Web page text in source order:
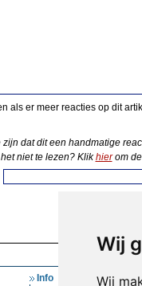
Wij
Wij
als er meer reacties op dit
dat dit een handmatige
niet te lezen? Klikhierom de
Info